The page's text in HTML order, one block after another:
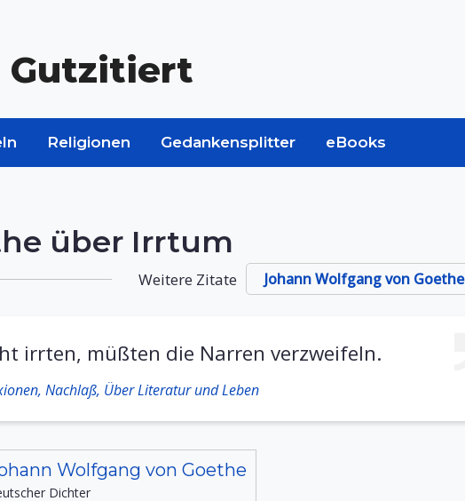
Gutzitiert
Religionen Gedankensplitter eBooks
über Irrtum
Weitere Zitate Johann Wolfgang von Goethe
irrten, müßten die Narren verzweifeln.
Nachlaß, Über Literatur und Leben
Wolfgang von Goethe
Dichter